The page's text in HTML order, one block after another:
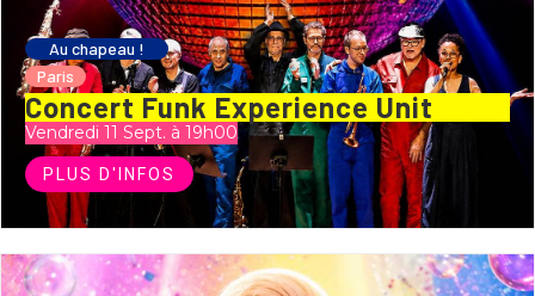
Au chapeau !
Paris
Concert Funk Experience Unit
Vendredi 11 Sept. à 19h00
PLUS D'INFOS